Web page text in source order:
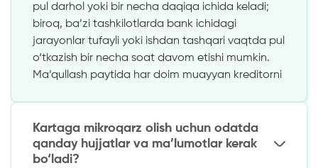
pul darhol yoki bir necha daqiqa ichida keladi;
biroq, ba’zi tashkilotlarda bank ichidagi
jarayonlar tufayli yoki ishdan tashqari vaqtda pul
o‘tkazish bir necha soat davom etishi mumkin.
Ma’qullash paytida har doim muayyan kreditorni
Kartaga mikroqarz olish uchun odatda
qanday hujjatlar va ma’lumotlar kerak
bo‘ladi?